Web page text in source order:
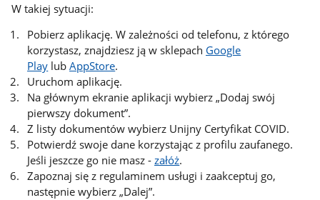
W takiej sytuacji:
Pobierz aplikację. W zależności od telefonu, z którego
korzystasz, znajdziesz ją w sklepach Google
Play lubAppStore.
Uruchom aplikację.
Na głównym ekranie aplikacji wybierz „Dodaj swój
pierwszy dokument”.
Z listy dokumentów wybierz Unijny Certyfikat COVID.
Potwierdź swoje dane korzystając z profilu zaufanego.
Jeśli jeszcze go nie masz -załóż.
Zapoznaj się z regulaminem usługi i zaakceptuj go,
następnie wybierz „Dalej”.